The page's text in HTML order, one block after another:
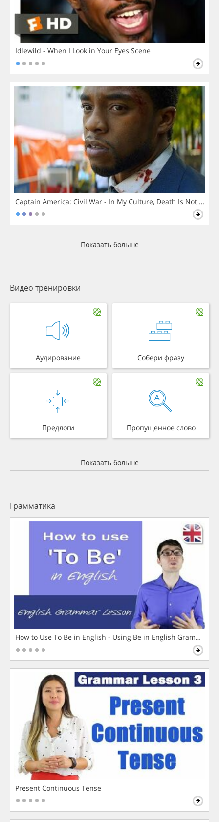
Idlewild - When I Look in Your Eyes Scene
Captain America: Civil War - In My Culture, Death Is Not The
Показать больше
Видео тренировки
Аудирование Собери фразу
Предлоги Пропущенное слово
Показать больше
Грамматика
How to Use To Be in English - Using Be in English Grammar
Present Continuous Tense